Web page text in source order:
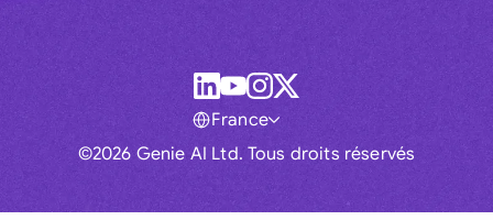
©2026 Genie AI Ltd. Tous droits réservés
France
Global